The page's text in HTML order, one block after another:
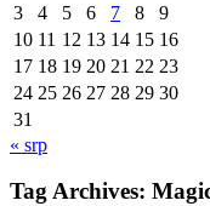
3
4 5 6 7 8
9
10 11 12 13 14 15 16
17 18 19 20 21 22 23
24 25 26 27 28 29 30
31
« srp
Tag Archives: